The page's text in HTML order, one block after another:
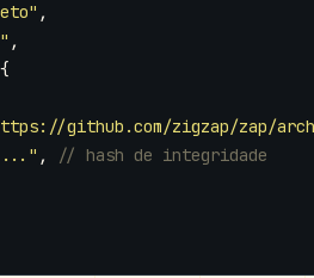
,
,
github.com/zigzap/zap/
,